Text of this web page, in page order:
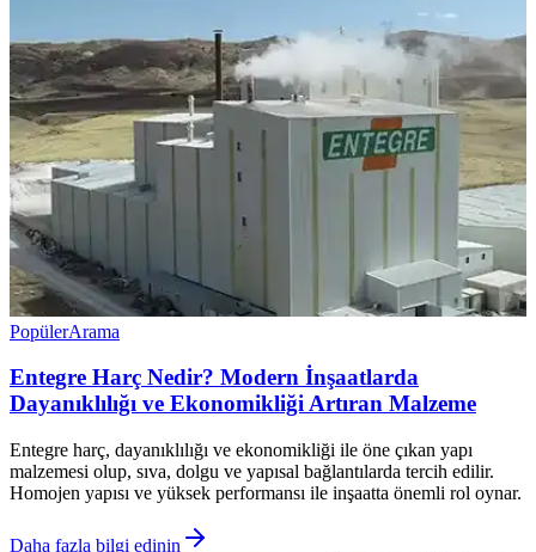
PopülerArama
Entegre Harç Nedir? Modern İnşaatlarda
Dayanıklılığı ve Ekonomikliği Artıran Malzeme
Entegre harç, dayanıklılığı ve ekonomikliği ile öne çıkan yapı
malzemesi olup, sıva, dolgu ve yapısal bağlantılarda tercih edilir.
Homojen yapısı ve yüksek performansı ile inşaatta önemli rol oynar.
Daha fazla bilgi edinin